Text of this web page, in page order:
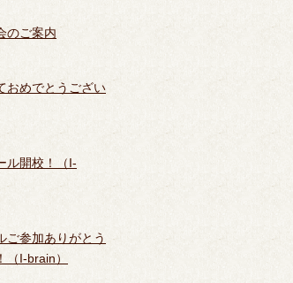
のご案内
おめでとうござい
ル開校！（I-
ご参加ありがとう
（I-brain）